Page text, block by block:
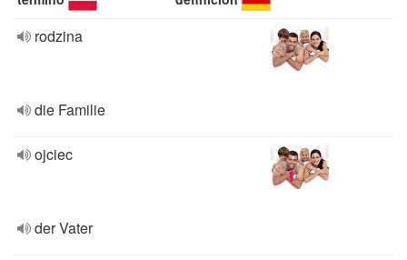
rodzina
die Familie
ojciec
der Vater